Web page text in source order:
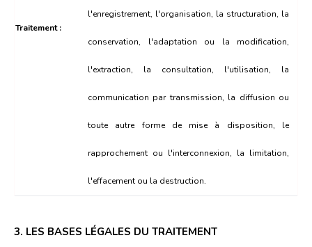
Traitement :
l'enregistrement, l'organisation, la structuration, la
conservation, l'adaptation ou la modification,
l'extraction, la consultation, l'utilisation, la
communication par transmission, la diffusion ou
toute autre forme de mise à disposition, le
rapprochement ou l'interconnexion, la limitation,
l'effacement ou la destruction.
3. LES BASES LÉGALES DU TRAITEMENT